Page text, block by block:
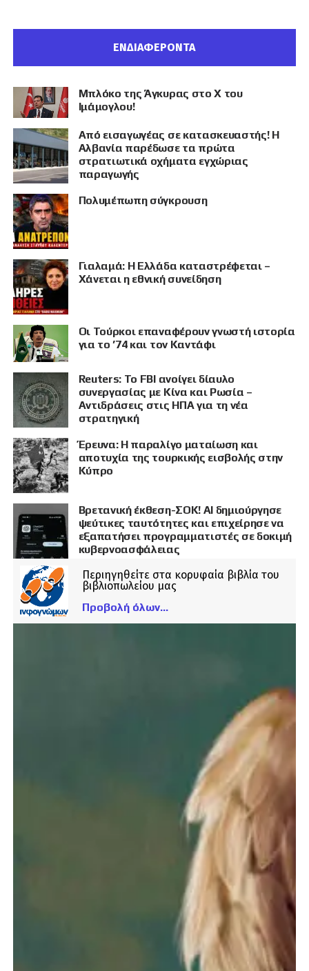
ΕΝΔΙΑΦΕΡΟΝΤΑ
Μπλόκο της Άγκυρας στο X του
Ιμάμογλου!
Από εισαγωγέας σε κατασκευαστής! Η
Αλβανία παρέδωσε τα πρώτα
στρατιωτικά οχήματα εγχώριας
παραγωγής
Πολυμέπωπη σύγκρουση
Γιαλαμά: Η Ελλάδα καταστρέφεται –
Χάνεται η εθνική συνείδηση
Οι Τούρκοι επαναφέρουν γνωστή ιστορία
για το ’74 και τον Καντάφι
Reuters: Το FBI ανοίγει δίαυλο
συνεργασίας με Κίνα και Ρωσία –
Αντιδράσεις στις ΗΠΑ για τη νέα
στρατηγική
Έρευνα: Η παραλίγο ματαίωση και
αποτυχία της τουρκικής εισβολής στην
Κύπρο
Βρετανική έκθεση-ΣΟΚ! AI δημιούργησε
ψεύτικες ταυτότητες και επιχείρησε να
εξαπατήσει προγραμματιστές σε δοκιμή
κυβερνοασφάλειας
Περιηγηθείτε στα κορυφαία βιβλία του
βιβλιοπωλείου μας
Προβολή όλων